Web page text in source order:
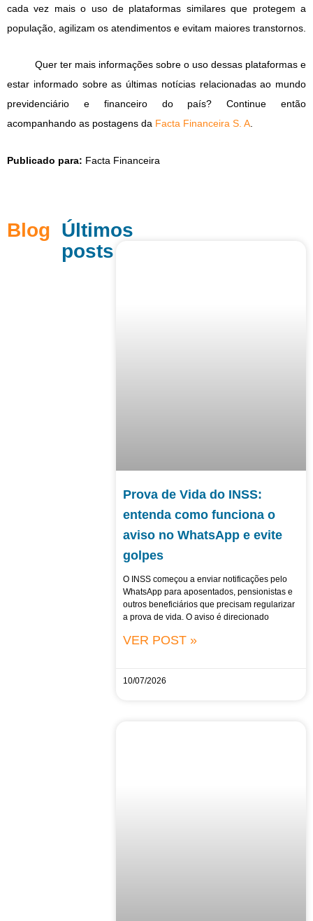
cada vez mais o uso de plataformas similares que protegem a
população, agilizam os atendimentos e evitam maiores transtornos.
Quer ter mais informações sobre o uso dessas plataformas e
estar informado sobre as últimas notícias relacionadas ao mundo
previdenciário e financeiro do país? Continue então
acompanhando as postagens da Facta Financeira S. A.
Publicado para: Facta Financeira
Blog Últimos
posts
Prova de Vida do INSS:
entenda como funciona o
aviso no WhatsApp e evite
golpes
O INSS começou a enviar notificações pelo
WhatsApp para aposentados, pensionistas e
outros beneficiários que precisam regularizar
a prova de vida. O aviso é direcionado
VER POST »
10/07/2026